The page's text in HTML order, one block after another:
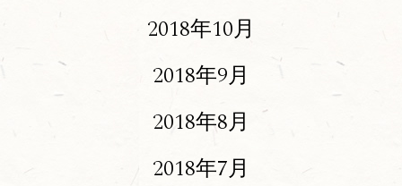
2018年10月
2018年9月
2018年8月
2018年7月